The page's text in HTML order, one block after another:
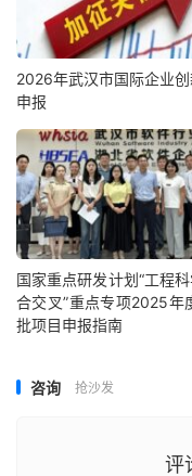
2026年武汉市国际企业
申报
国家重点研发计划“工程
合交叉”重点专项2025年
批项目申报指南
咨询 抢沙发
评